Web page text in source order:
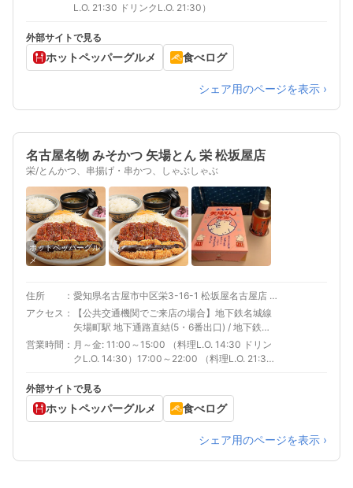
L.O. 21:30 ドリンクL.O. 21:30）
外部サイトで見る
ホットペッパーグルメ 食べログ
シェア用のページを表示 ›
名古屋名物 みそかつ 矢場とん 栄 松坂屋店
栄/とんかつ、串揚げ・串かつ、しゃぶしゃぶ
ホットペッパーグル
メ
住所
愛知県名古屋市中区栄3-16-1 松坂屋名古屋店 南館 10F
アクセス
【公共交通機関でご来店の場合】地下鉄名城線
矢場町駅 地下通路直結(5・6番出口) / 地下鉄栄
駅 16番出口より南へ徒歩5分
営業時間
月～金: 11:00～15:00 （料理L.O. 14:30 ドリン
クL.O. 14:30）17:00～22:00 （料理L.O. 21:30
22:00 （料理L.O. 21:30 ドリンクL.O. 21:30）
外部サイトで見る
ホットペッパーグルメ 食べログ
シェア用のページを表示 ›